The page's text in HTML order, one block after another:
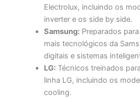
Electrolux, incluindo os
inverter e os side by side.
Samsung: Preparados
mais tecnológicos da
digitais e sistemas
LG: Técnicos treinados
linha LG, incluindo os
cooling.